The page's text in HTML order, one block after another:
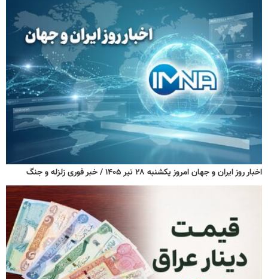
اخبار روز ایران و جهان امروز یکشنبه ۲۸ تیر ۱۴۰۵ / خبر فوری زلزله و جنگ